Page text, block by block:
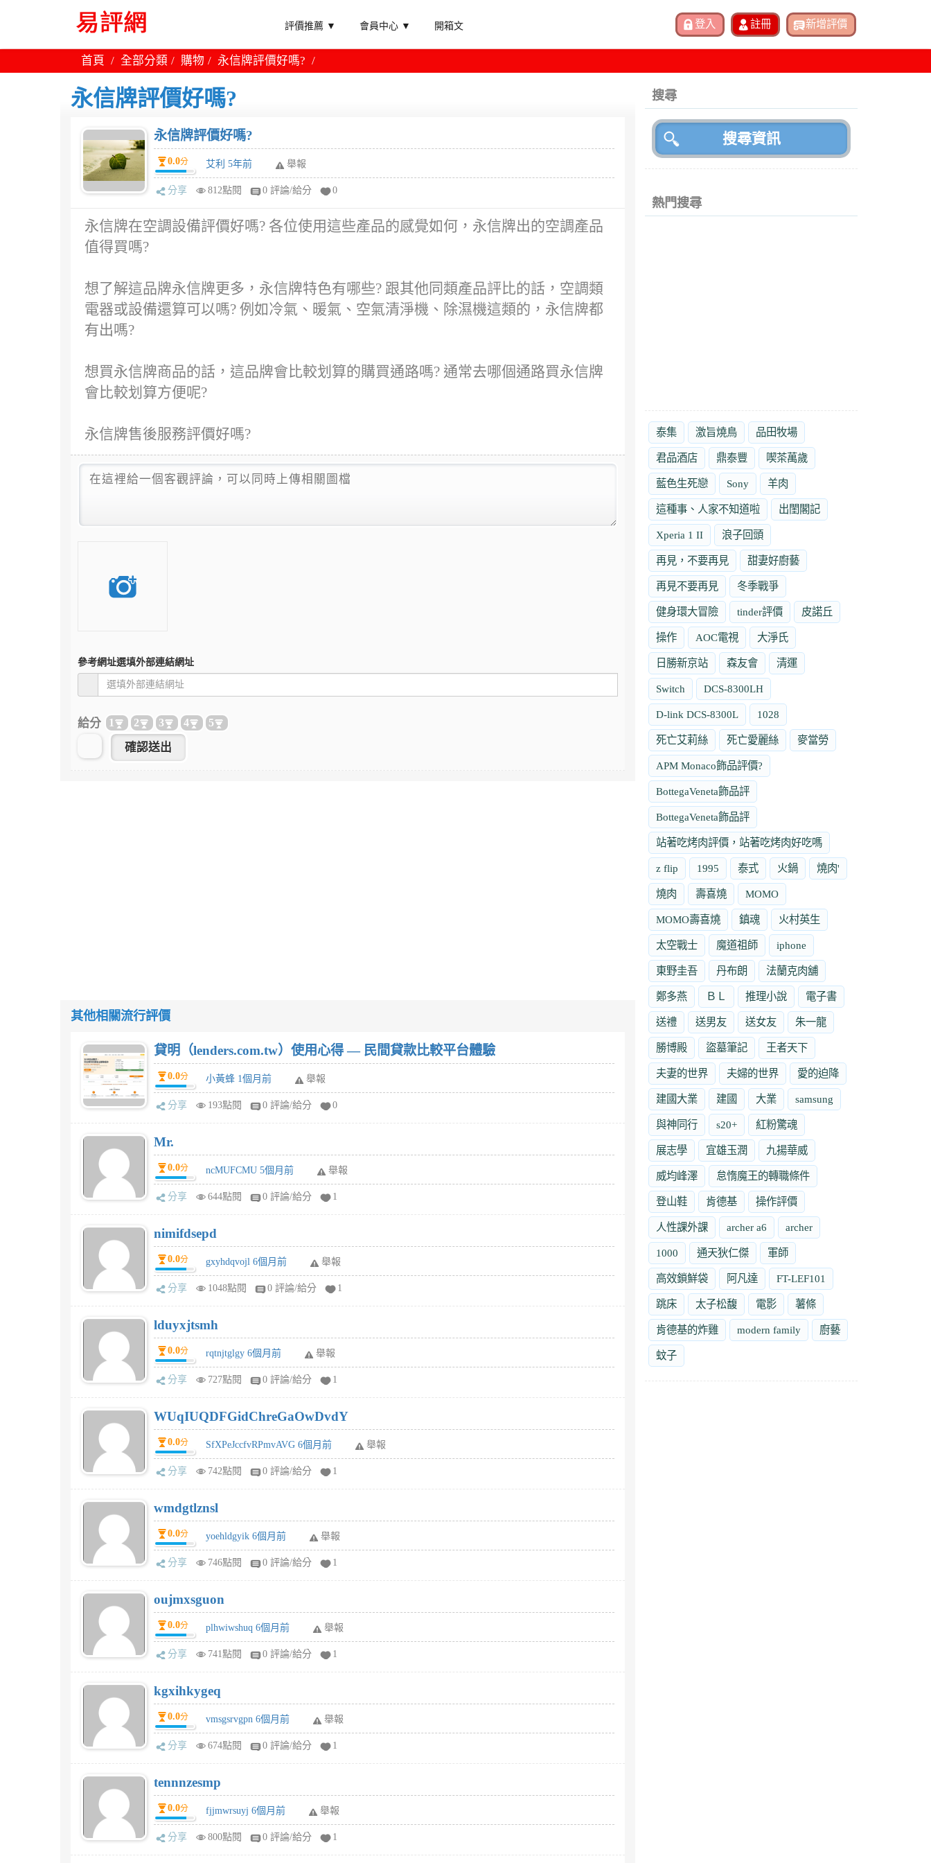
評價推薦 ▼ 會員中心 ▼ 開箱文
首頁 全部分類 購物 永信牌評價好嗎?
永信牌評價好嗎?
永信牌評價好嗎?
0.0分 艾利 5年前 舉報
分享 812點閱 0 評論/給分 0
永信牌在空調設備評價好嗎? 各位使用這些產品的感覺如何，永信牌出的空調產品
值得買嗎?
想了解這品牌永信牌更多，永信牌特色有哪些? 跟其他同類產品評比的話，空調類
電器或設備還算可以嗎? 例如冷氣、暖氣、空氣清淨機、除濕機這類的，永信牌都
有出嗎?
想買永信牌商品的話，這品牌會比較划算的購買通路嗎? 通常去哪個通路買永信牌
會比較划算方便呢?
永信牌售後服務評價好嗎?
參考網址選填外部連結網址
給分 1 2 3 4 5
其他相關流行評價
貸明（lenders.com.tw）使用心得 — 民間貸款比較平台體驗
0.0分 小黃蜂 1個月前 舉報
分享 193點閱 0 評論/給分 0
Mr.
0.0分 ncMUFCMU 5個月前 舉報
分享 644點閱 0 評論/給分 1
nimifdsepd
0.0分 gxyhdqvojl 6個月前 舉報
分享 1048點閱 0 評論/給分 1
lduyxjtsmh
0.0分 rqtnjtglgy 6個月前 舉報
分享 727點閱 0 評論/給分 1
WUqIUQDFGidChreGaOwDvdY
0.0分 SfXPeJccfvRPmvAVG 6個月前 舉報
分享 742點閱 0 評論/給分 1
wmdgtlznsl
0.0分 yoehldgyik 6個月前 舉報
分享 746點閱 0 評論/給分 1
oujmxsguon
0.0分 plhwiwshuq 6個月前 舉報
分享 741點閱 0 評論/給分 1
kgxihkygeq
0.0分 vmsgsrvgpn 6個月前 舉報
分享 674點閱 0 評論/給分 1
tennnzesmp
0.0分 fjjmwrsuyj 6個月前 舉報
分享 800點閱 0 評論/給分 1
搜尋
熱門搜尋
泰集 激旨燒鳥 品田牧場
君品酒店 鼎泰豐 喫茶萬歲
藍色生死戀 Sony 羊肉
這種事、人家不知道啦 出閨閣記
Xperia 1 II 浪子回頭
再見，不要再見 甜妻好廚藝
再見不要再見 冬季戰爭
健身環大冒險 tinder評價 皮諾丘
操作 AOC電視 大淨氏
日勝新京站 森友會 清運
Switch DCS-8300LH
D-link DCS-8300L 1028
死亡艾莉絲 死亡愛麗絲 麥當勞
APM Monaco飾品評價?
BottegaVeneta飾品評
BottegaVeneta飾品評
站著吃烤肉評價，站著吃烤肉好吃嗎
z flip 1995 泰式 火鍋 燒肉'
燒肉 壽喜燒 MOMO
MOMO壽喜燒 鎮魂 火村英生
太空戰士 魔道祖師 iphone
東野圭吾 丹布朗 法蘭克肉舖
鄭多燕 ＢＬ 推理小說 電子書
送禮 送男友 送女友 朱一龍
勝博殿 盜墓筆記 王者天下
夫妻的世界 夫婦的世界 愛的迫降
建國大業 建國 大業 samsung
與神同行 s20+ 紅粉驚魂
展志學 宜雄玉潤 九揚華威
威均峰澤 怠惰魔王的轉職條件
登山鞋 肯德基 操作評價
人性課外課 archer a6 archer
1000 通天狄仁傑 軍師
高效鎖鮮袋 阿凡達 FT-LEF101
跳床 太子松馥 電影 薯條
肯德基的炸雞 modern family 廚藝
蚊子